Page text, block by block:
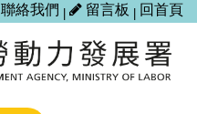
聯絡我們 留言板 回首頁